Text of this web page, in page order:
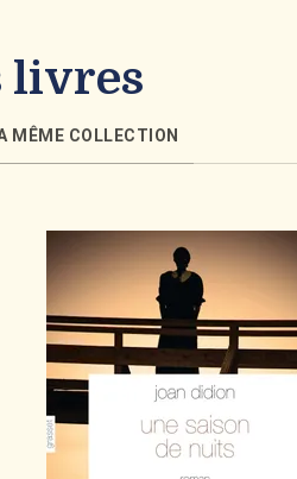
livres
MÊME COLLECTION